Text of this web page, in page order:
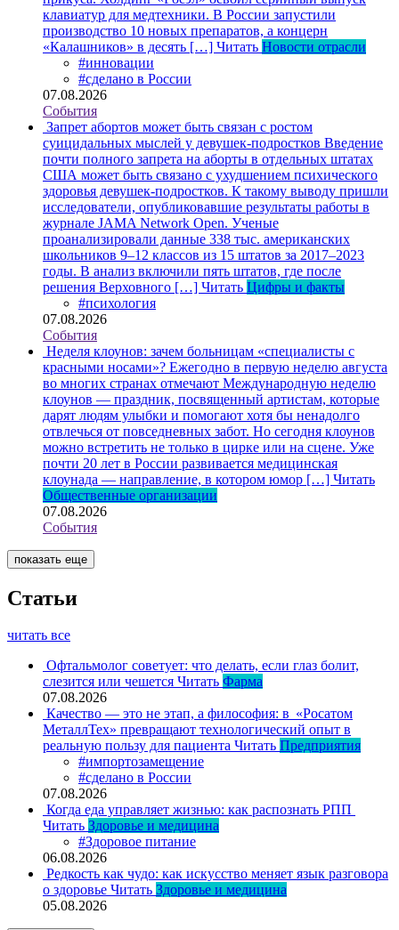
клавиатур для медтехники. В России запустили
производство 10 новых препаратов, а концерн
«Калашников» в десять […] Читать Новости отрасли
#инновации
#сделано в России
07.08.2026
События
Запрет абортов может быть связан с ростом
суицидальных мыслей у девушек-подростков Введение
почти полного запрета на аборты в отдельных штатах
США может быть связано с ухудшением психического
здоровья девушек-подростков. К такому выводу пришли
исследователи, опубликовавшие результаты работы в
журнале JAMA Network Open. Ученые
проанализировали данные 338 тыс. американских
школьников 9–12 классов из 15 штатов за 2017–2023
годы. В анализ включили пять штатов, где после
решения Верховного […] Читать Цифры и факты
#психология
07.08.2026
События
Неделя клоунов: зачем больницам «специалисты с
красными носами»? Ежегодно в первую неделю августа
во многих странах отмечают Международную неделю
клоунов — праздник, посвященный артистам, которые
дарят людям улыбки и помогают хотя бы ненадолго
отвлечься от повседневных забот. Но сегодня клоунов
можно встретить не только в цирке или на сцене. Уже
почти 20 лет в России развивается медицинская
клоунада — направление, в котором юмор […] Читать
Общественные организации
07.08.2026
События
показать еще
Статьи
читать все
Офтальмолог советует: что делать, если глаз болит,
слезится или чешется Читать Фарма
07.08.2026
Качество — это не этап, а философия: в «Росатом
МеталлТех» превращают технологический опыт в
реальную пользу для пациента Читать Предприятия
#импортозамещение
#сделано в России
07.08.2026
Когда еда управляет жизнью: как распознать РПП
Читать Здоровье и медицина
#Здоровое питание
06.08.2026
Редкость как чудо: как искусство меняет язык разговора
о здоровье Читать Здоровье и медицина
05.08.2026